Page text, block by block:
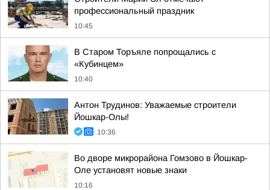
профессиональный праздник
10:45
В Старом Торъяле попрощались с
«Кубинцем»
10:40
Антон Трудинов: Уважаемые строители
Йошкар-Олы!
10:36
Во дворе микрорайона Гомзово в Йошкар-
Оле установят новые знаки
10:16